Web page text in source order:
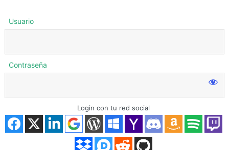
Acceder
Usuario
Contraseña
Login con tu red social